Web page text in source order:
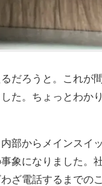
だろうと。これが
た。ちょっとわか
部からメインスイ
象になりました。
ざ電話するまでの